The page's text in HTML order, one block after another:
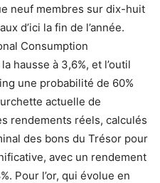
neuf membres sur dix-huit
d’ici la fin de l’année.
Consumption
hausse à 3,6%, et l’outil
une probabilité de 60%
actuelle de
rendements réels, calculés
des bons du Trésor pour
avec un rendement
Pour l’or, qui évolue en